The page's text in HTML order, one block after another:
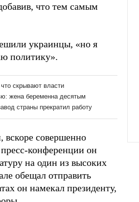
что тем самым
украинцы, «но я
политику».
вскоре совершенно
конференции он
на один из высоких
обещал отправить
он намекал президенту,